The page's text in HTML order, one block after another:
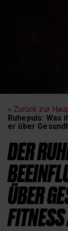
Schlaf und
« Zurück zur
Ruhepuls: Was
er über
DER
ÜBER